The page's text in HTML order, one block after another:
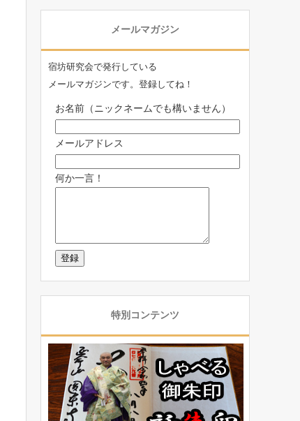
メールマガジン
宿坊研究会で発行している
メールマガジンです。登録してね！
お名前（ニックネームでも構いません）
メールアドレス
何か一言！
特別コンテンツ